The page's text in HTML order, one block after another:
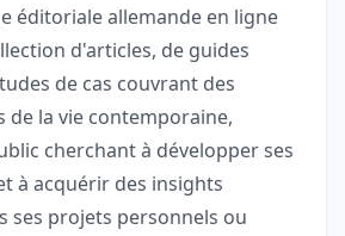
éditoriale allemande en ligne
d'articles, de guides
de cas couvrant des
de la vie contemporaine,
cherchant à développer ses
à acquérir des insights
ses projets personnels ou